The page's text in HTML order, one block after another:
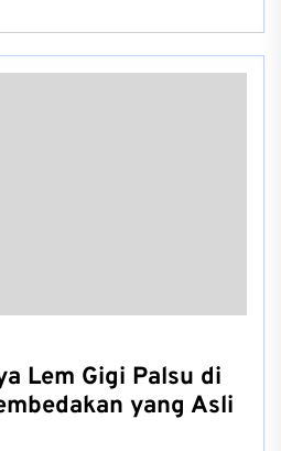
Lem Gigi Palsu di
yang Asli